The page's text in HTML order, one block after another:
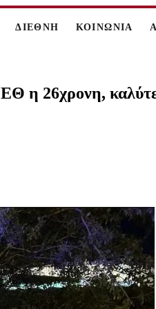
ΔΙΕΘΝΗ ΚΟΙΝΩΝΙΑ
η 26χρονη,